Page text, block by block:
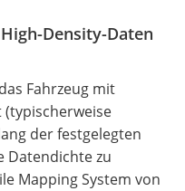
Density-Daten
Fahrzeug mit
der festgelegten
Datendichte zu
Mapping System von